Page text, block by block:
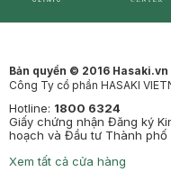
Bản quyền © 2016 Hasaki.vn
Công Ty cổ phần HASAKI
Hotline: 1800 6324
Giấy chứng nhận Đăng ký
hoạch và Đầu tư Thành phố
Xem tất cả cửa hàng